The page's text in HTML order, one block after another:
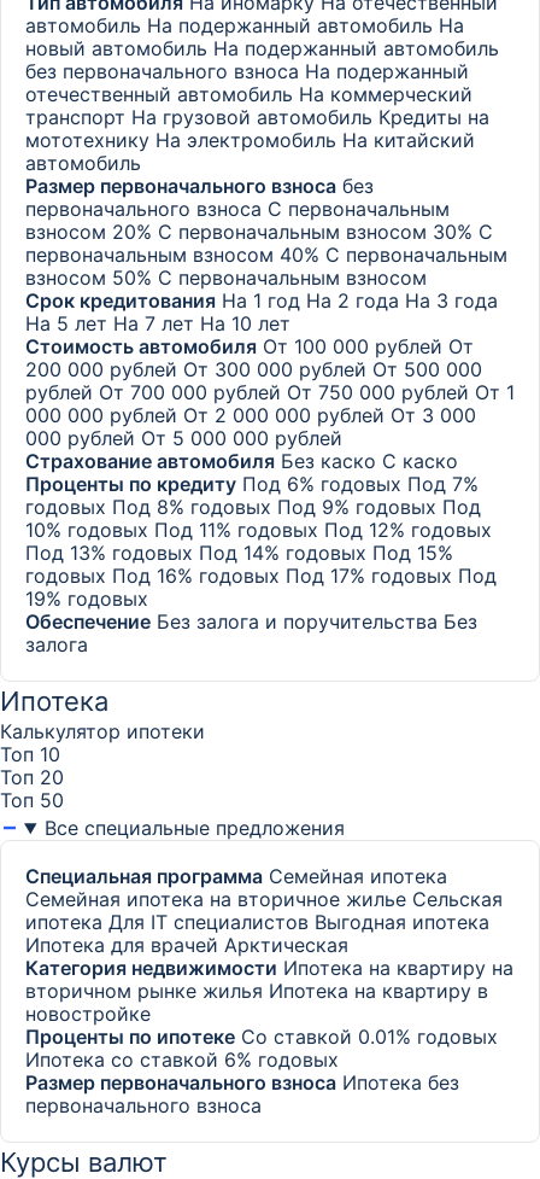
автомобиль На подержанный автомобиль На
новый автомобиль На подержанный автомобиль
без первоначального взноса На подержанный
отечественный автомобиль На коммерческий
транспорт На грузовой автомобиль Кредиты на
мототехнику На электромобиль На китайский
автомобиль
Размер первоначального взноса без
первоначального взноса С первоначальным
взносом 20% С первоначальным взносом 30% С
первоначальным взносом 40% С первоначальным
взносом 50% С первоначальным взносом
Срок кредитования На 1 год На 2 года На 3 года
На 5 лет На 7 лет На 10 лет
Стоимость автомобиля От 100 000 рублей От
200 000 рублей От 300 000 рублей От 500 000
рублей От 700 000 рублей От 750 000 рублей От 1
000 000 рублей От 2 000 000 рублей От 3 000
000 рублей От 5 000 000 рублей
Страхование автомобиля Без каско С каско
Проценты по кредиту Под 6% годовых Под 7%
годовых Под 8% годовых Под 9% годовых Под
10% годовых Под 11% годовых Под 12% годовых
Под 13% годовых Под 14% годовых Под 15%
годовых Под 16% годовых Под 17% годовых Под
19% годовых
Обеспечение Без залога и поручительства Без
залога
Ипотека
Калькулятор ипотеки
Топ 10
Топ 20
Топ 50
Все специальные предложения
Специальная программа Семейная ипотека
Семейная ипотека на вторичное жилье Сельская
ипотека Для IT специалистов Выгодная ипотека
Ипотека для врачей Арктическая
Категория недвижимости Ипотека на квартиру на
вторичном рынке жилья Ипотека на квартиру в
новостройке
Проценты по ипотеке Со ставкой 0.01% годовых
Ипотека со ставкой 6% годовых
Размер первоначального взноса Ипотека без
первоначального взноса
Курсы валют